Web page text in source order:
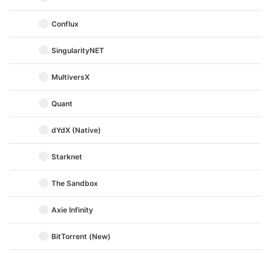
Conflux
SingularityNET
MultiversX
Quant
dYdX (Native)
Starknet
The Sandbox
Axie Infinity
BitTorrent (New)